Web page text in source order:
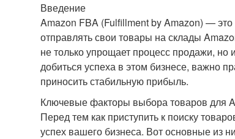
Введение
Amazon FBA (Fulfillment by Amazon) —
отправлять свои товары на склады
не только упрощает процесс продажи,
добиться успеха в этом бизнесе, важно
приносить стабильную прибыль.
Ключевые факторы выбора товаров для
Перед тем как приступить к поиску
успех вашего бизнеса. Вот основные из